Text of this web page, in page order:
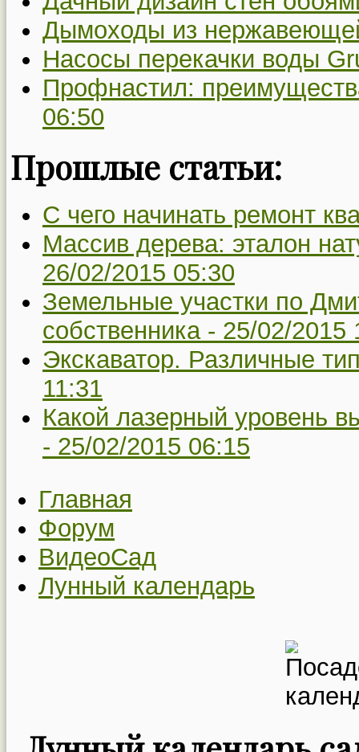
Дымоходы из
Насосы перекачки воды
Профнастил:
06:50
Прошлые статьи:
С чего начинать ремонт
Массив дерева: эталон
26/02/2015 05:30
Земельные участки по
собственника - 25/02/2015
Экскаватор. Различные
11:31
Какой лазерный уровень
- 25/02/2015 06:15
Главная
Форум
ВидеоСад
Лунный календарь